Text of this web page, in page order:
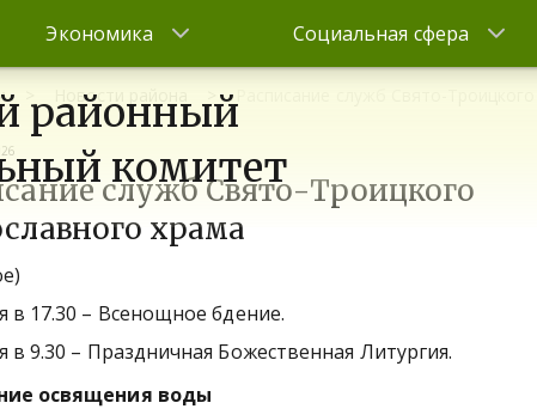
Экономика Социальная сфера
районный
комитет
Новости района Расписание служб Свято-
служб Свято-Троицкого
храма
в 17.30 – Всенощное бдение.
в 9.30 – Праздничная Божественная Литургия.
освящения воды